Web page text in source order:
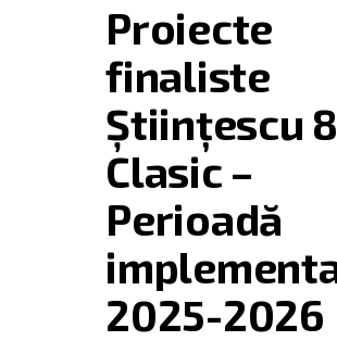
Proiecte
finaliste
Științescu
Clasic –
Perioadă
2025-2026